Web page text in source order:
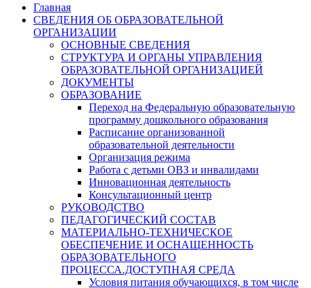
Главная
СВЕДЕНИЯ ОБ ОБРАЗОВАТЕЛЬНОЙ
ОРГАНИЗАЦИИ
ОСНОВНЫЕ СВЕДЕНИЯ
СТРУКТУРА И ОРГАНЫ УПРАВЛЕНИЯ
ОБРАЗОВАТЕЛЬНОЙ ОРГАНИЗАЦИЕЙ
ДОКУМЕНТЫ
ОБРАЗОВАНИЕ
Переход на Федеральную образовательную
программу дошкольного образования
Расписание организованной
образовательной деятельности
Организация режима
Работа с детьми ОВЗ и инвалидами
Инновационная деятельность
Консультационный центр
РУКОВОДСТВО
ПЕДАГОГИЧЕСКИЙ СОСТАВ
МАТЕРИАЛЬНО-ТЕХНИЧЕСКОЕ
ОБЕСПЕЧЕНИЕ И ОСНАЩЕННОСТЬ
ОБРАЗОВАТЕЛЬНОГО
ПРОЦЕССА.ДОСТУПНАЯ СРЕДА
Условия питания обучающихся, в том числе